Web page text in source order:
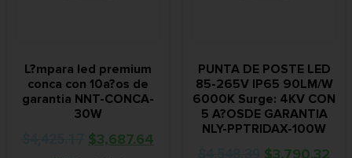
L?mpara led premium
conca con 10a?os de
garantia NNT-CONCA-
30W
$3,687.64
PUNTA DE POSTE LED
85-265V IP65 90LM/W
6000K Surge: 4KV CON
5 A?OSDE GARANTIA
NLY-PPTRIDAX-100W
$3,790.32